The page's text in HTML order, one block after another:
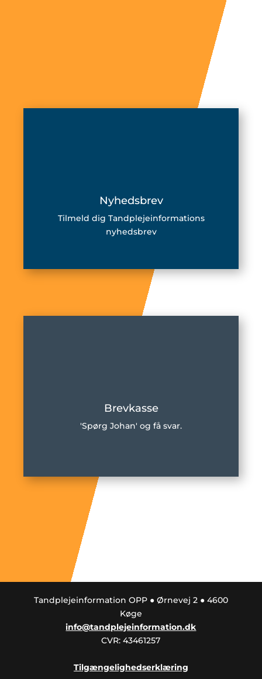
Nyhedsbrev
Tilmeld dig Tandplejeinformations
nyhedsbrev
Brevkasse
'Spørg Johan' og få svar.
Tandplejeinformation OPP ● Ørnevej 2 ● 4600
Køge
info@tandplejeinformation.dk
CVR: 43461257
Tilgængelighedserklæring